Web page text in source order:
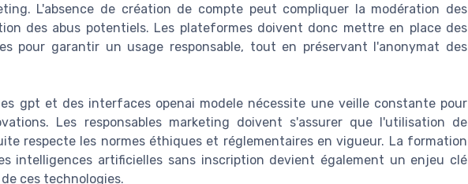
L'absence de création de compte peut compliquer la modération des
des abus potentiels. Les plateformes doivent donc mettre en place des
pour garantir un usage responsable, tout en préservant l'anonymat des
gpt et des interfaces openai modele nécessite une veille constante pour
Les responsables marketing doivent s'assurer que l'utilisation de
respecte les normes éthiques et réglementaires en vigueur. La formation
intelligences artificielles sans inscription devient également un enjeu clé
ces technologies.